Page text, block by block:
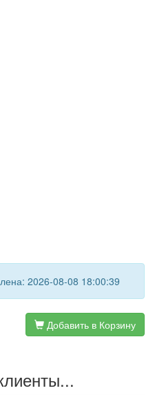
2026-08-08 18:00:39
Добавить в Корзину